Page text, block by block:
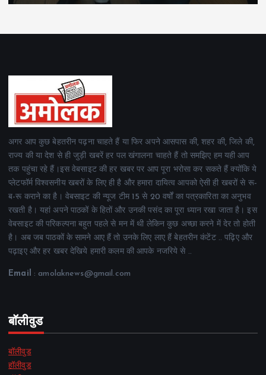
अगर आप कुछ बेहतरीन पढ़ना चाहते हैं या फिर अपने आसपास की, शहर की, जिले की,
राज्य की या देश से ही जुड़ी खबरें हर पल खंगालना चाहते हैं तो समझिए हम यही आप
तक पहुंचा रहे हैं।इस वेबसाइट की हर खबर पर आप पूरा भरोसा कर सकते हैं क्योंकि ये
प्लेटफॉर्म विश्वसनीय खबरों के लिए ही है और हमारा दायित्व आपको ऐसी ही खबरों से रू-
ब-रू कराने का है। वेबसाइट की न्यूज टीम 15 से 20 वर्षों का पत्रकारिता का अनुभव
रखती है। यहां अपने पाठकों के हितों और उनकी पसंद का पूरा ध्यान रखा जाता है। इस
वेबसाइट की परिकल्पना बहुत पहले से मन में थी लेकिन कुछ अच्छा करने में देर तो होती
है। अब जब पाठकों के सामने आए हैं तो उनके लिए लाए हैं बेहतरीन कंटेंट .. पढ़िए और
पढ़ाइए और हर खबर देखिये हमारी कलम की आपके नजरिये से ..
Email : amolaknews@gmail.com
बॉलीवुड
बॉलीवुड
हॉलीवुड